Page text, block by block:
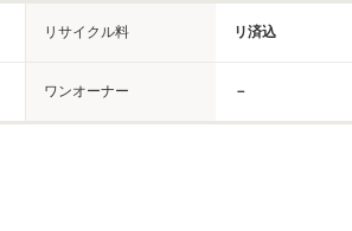
リサイクル料 リ済込
ワンオーナー －